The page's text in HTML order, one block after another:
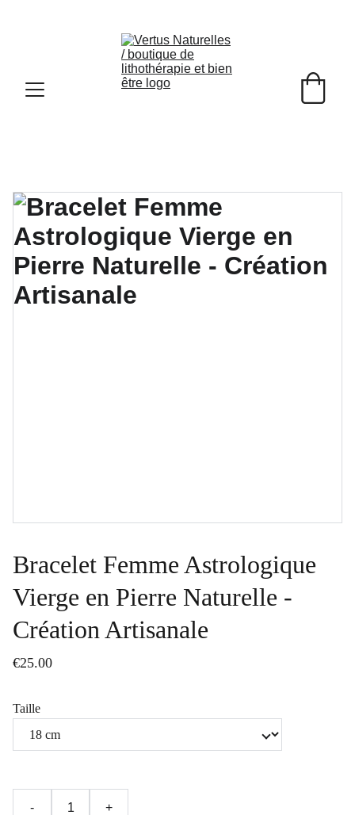
Bracelet Femme Astrologique
Vierge en Pierre Naturelle -
Création Artisanale
€25.00
Taille
- +